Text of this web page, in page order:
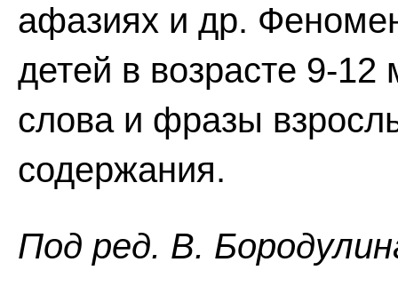
афазиях и др.
детей в возрасте 9-12
слова и фразы
содержания.
Пoд peд. B.